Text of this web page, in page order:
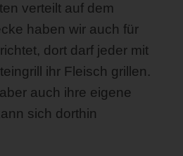
verteilt auf dem
haben wir auch für
dort darf jeder mit
ihr Fleisch grillen.
auch ihre eigene
sich dorthin